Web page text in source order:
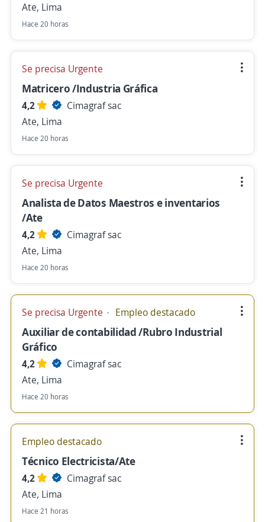
Ate, Lima
Hace 20 horas
Se precisa Urgente
Matricero /Industria Gráfica
4,2
Cimagraf sac
Ate, Lima
Hace 20 horas
Se precisa Urgente
Analista de Datos Maestros e inventarios
/Ate
4,2
Cimagraf sac
Ate, Lima
Hace 20 horas
Se precisa Urgente Empleo destacado
Auxiliar de contabilidad /Rubro Industrial
Gráfico
4,2
Cimagraf sac
Ate, Lima
Hace 20 horas
Empleo destacado
Técnico Electricista/Ate
4,2
Cimagraf sac
Ate, Lima
Hace 21 horas